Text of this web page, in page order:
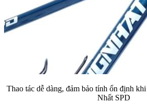
Thao tác dễ dàng, đảm bảo tính ổn định
Nhất SPD